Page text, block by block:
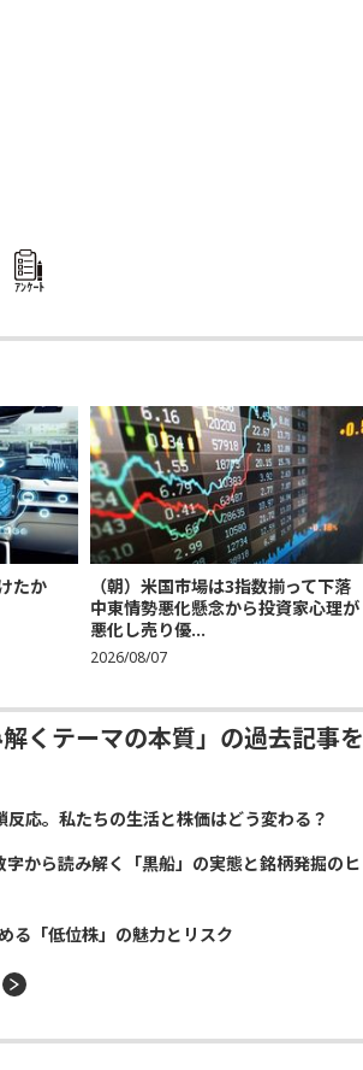
ｱﾝｹｰﾄ
たか
（朝）米国市場は3指数揃って下落
中東情勢悪化懸念から投資家心理が
悪化し売り優...
2026/08/07
くテーマの本質」の過去記事を
応。私たちの生活と株価はどう変わる？
から読み解く「黒船」の実態と銘柄発掘のヒ
る「低位株」の魅力とリスク